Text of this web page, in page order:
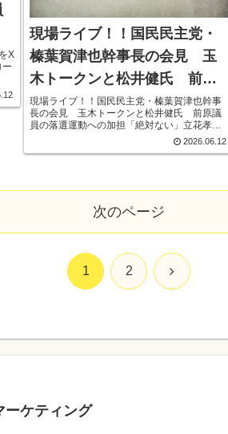
X
ー
現場ライブ！！国民民主党・
榛葉賀津也幹事長の会見 玉
木トークンと松井健氏 前原
議員の落選運動への加担「絶
対ない」立花孝志氏は「落選
運動の背後には玉木氏」と批
現場ライブ！！国民民主党・榛葉賀津也幹事
長の会見 玉木トークンと松井健氏 前原議
員の落選運動への加担「絶対ない」立花孝志
氏は「落選運動の背後には玉木氏」と批判も
2026.06.12
次のページ
1 2 次
ーケティング